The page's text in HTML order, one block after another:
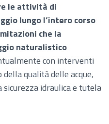
le attività di
lungo l’intero corso
che la
naturalistico
con interventi
qualità delle acque,
idraulica e tutela